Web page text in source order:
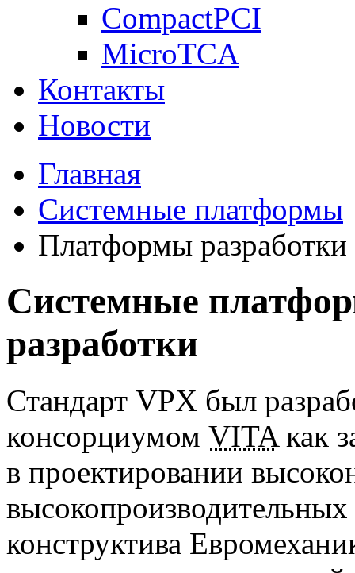
CompactPCI
MicroTCA
Контакты
Новости
Главная
Системные платформы
Платформы разработки
Системные
разработки
Стандарт VPX был
консорциумом VITAкак
в проектировании
конструктива